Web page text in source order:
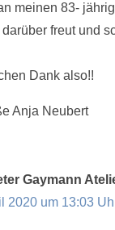
meinen 83-
freut und
Dank also!!
Anja Neubert
Gaymann
2020 um 13:03